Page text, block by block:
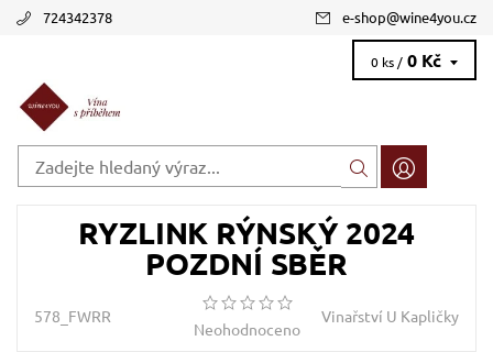
724342378 e-shop@wine4you.cz
0 ks / 0 Kč
RYZLINK RÝNSKÝ 2024
POZDNÍ SBĚR
578_FWRR
Neohodnoceno
Vinařství U Kapličky